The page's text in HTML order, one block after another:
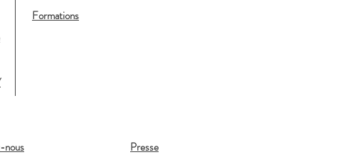
Formations
nous Presse